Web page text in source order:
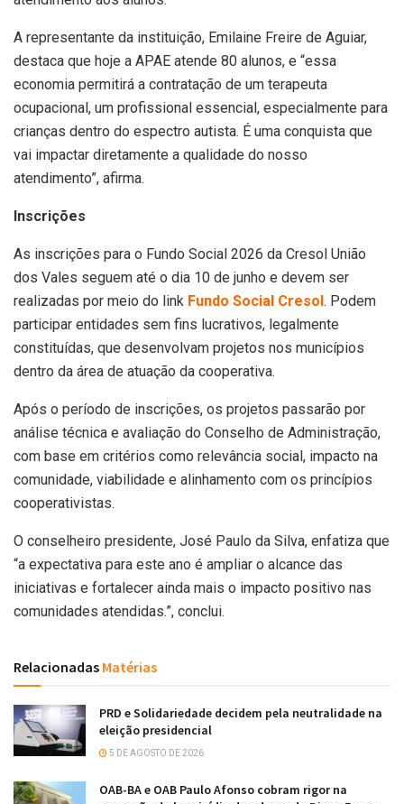
A representante da instituição, Emilaine Freire de Aguiar,
destaca que hoje a APAE atende 80 alunos, e “essa
economia permitirá a contratação de um terapeuta
ocupacional, um profissional essencial, especialmente para
crianças dentro do espectro autista. É uma conquista que
vai impactar diretamente a qualidade do nosso
atendimento”, afirma.
Inscrições
As inscrições para o Fundo Social 2026 da Cresol União
dos Vales seguem até o dia 10 de junho e devem ser
realizadas por meio do link Fundo Social Cresol. Podem
participar entidades sem fins lucrativos, legalmente
constituídas, que desenvolvam projetos nos municípios
dentro da área de atuação da cooperativa.
Após o período de inscrições, os projetos passarão por
análise técnica e avaliação do Conselho de Administração,
com base em critérios como relevância social, impacto na
comunidade, viabilidade e alinhamento com os princípios
cooperativistas.
O conselheiro presidente, José Paulo da Silva, enfatiza que
“a expectativa para este ano é ampliar o alcance das
iniciativas e fortalecer ainda mais o impacto positivo nas
comunidades atendidas.”, conclui.
Relacionadas Matérias
PRD e Solidariedade decidem pela neutralidade na
eleição presidencial
5 DE AGOSTO DE 2026
OAB-BA e OAB Paulo Afonso cobram rigor na